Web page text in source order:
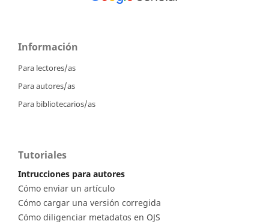
Información
Para lectores/as
Para autores/as
Para bibliotecarios/as
Tutoriales
Intrucciones para autores
Cómo enviar un artículo
Cómo cargar una versión corregida
Cómo diligenciar metadatos en OJS